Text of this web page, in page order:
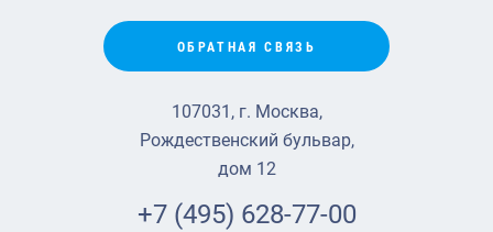
ОБРАТНАЯ СВЯЗЬ
107031, г. Москва,
Рождественский бульвар,
дом 12
+7 (495) 628-77-00